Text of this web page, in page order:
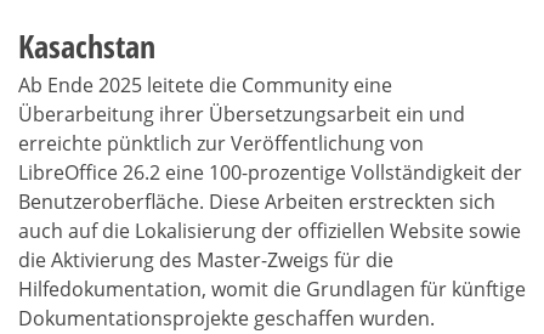
Kasachstan
Ab Ende 2025 leitete die Community eine
Überarbeitung ihrer Übersetzungsarbeit ein und
erreichte pünktlich zur Veröffentlichung von
LibreOffice 26.2 eine 100-prozentige Vollständigkeit der
Benutzeroberfläche. Diese Arbeiten erstreckten sich
auch auf die Lokalisierung der offiziellen Website sowie
die Aktivierung des Master-Zweigs für die
Hilfedokumentation, womit die Grundlagen für künftige
Dokumentationsprojekte geschaffen wurden.